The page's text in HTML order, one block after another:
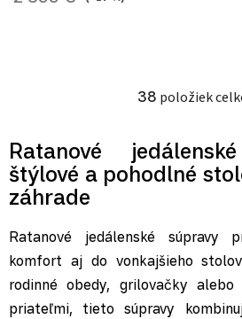
38 položiek
Ratanové
štýlové a pohodlné
záhrade
Ratanové jedálenské súpravy
komfort aj do vonkajšieho
rodinné obedy, grilovačky alebo
priateľmi, tieto súpravy